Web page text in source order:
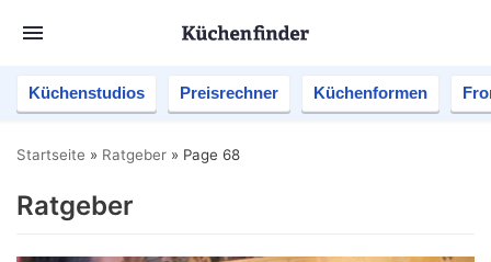
Küchenstudios Preisrechner Küchenformen
Startseite » Ratgeber » Page 68
Ratgeber